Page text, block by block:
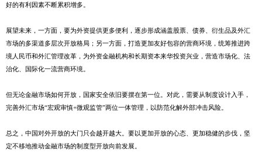
好的有利因素不断累积增多。
展望未来，一方面，要为外资提供更多便利，逐步形成涵盖股票、债券、衍生品及外汇
市场的多渠道多层次开放格局；另一方面，打造更加友好包容的营商环境，统筹推进跨
境人民币和外汇管理改革，为外资金融机构和长期资本来华投资兴业，营造市场化、法
治化、国际化一流营商环境。
但无论金融市场如何开放，国家安全依旧要摆在第一位。对此，需要从制度设计入手，
完善外汇市场“宏观审慎+微观监管”两位一体管理，以防范化解外部冲击风险。
总之，中国对外开放的大门只会越开越大。要以更加开放的心态、更加稳健的步伐，坚
定不移地推动金融市场的制度型开放向前发展。